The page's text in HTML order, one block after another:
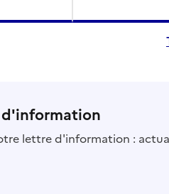
lettre d'information :